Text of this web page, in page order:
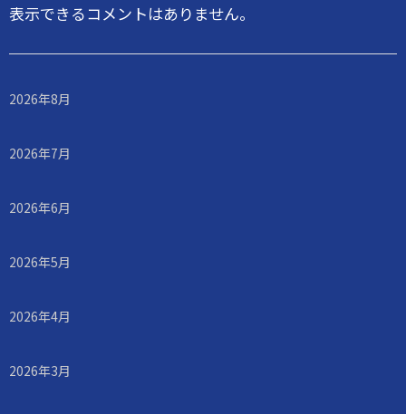
表示できるコメントはありません。
2026年8月
2026年7月
2026年6月
2026年5月
2026年4月
2026年3月